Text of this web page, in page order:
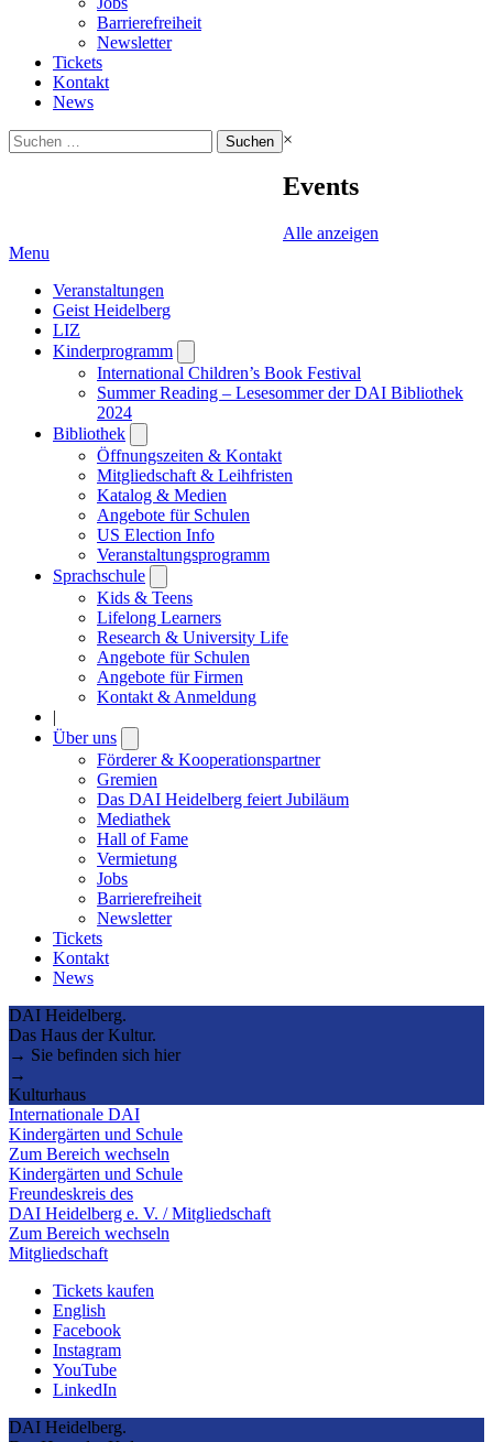
Barrierefreiheit
Newsletter
Tickets
Kontakt
News
Suchen
nach:
×
Events
Alle anzeigen
Menu
Veranstaltungen
Geist Heidelberg
LIZ
Kinderprogramm
submenu
International Children’s Book Festival
Summer Reading – Lesesommer der DAI Bibliothek
2024
Bibliothek
submenu
Öffnungszeiten & Kontakt
Mitgliedschaft & Leihfristen
Katalog & Medien
Angebote für Schulen
US Election Info
Veranstaltungsprogramm
Sprachschule
submenu
Kids & Teens
Lifelong Learners
Research & University Life
Angebote für Schulen
Angebote für Firmen
Kontakt & Anmeldung
|
Über uns
submenu
Förderer & Kooperationspartner
Gremien
Das DAI Heidelberg feiert Jubiläum
Mediathek
Hall of Fame
Vermietung
Jobs
Barrierefreiheit
Newsletter
Tickets
Kontakt
News
DAI Heidelberg.
Das Haus der Kultur.
→ Sie befinden sich hier
→
Kulturhaus
Internationale DAI
Kindergärten und Schule
Zum Bereich wechseln
Kindergärten und Schule
Freundeskreis des
DAI Heidelberg e. V. / Mitgliedschaft
Zum Bereich wechseln
Mitgliedschaft
Tickets kaufen
English
Facebook
Instagram
YouTube
LinkedIn
DAI Heidelberg.